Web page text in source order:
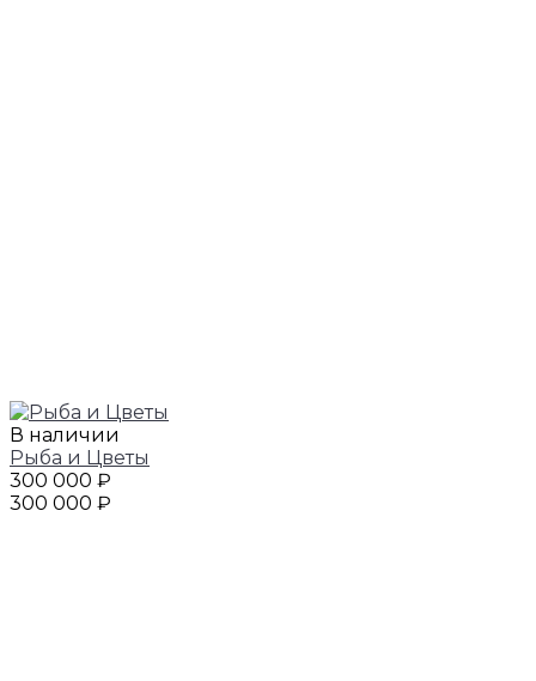
В наличии
Рыба и Цветы
300 000 ₽
300 000 ₽